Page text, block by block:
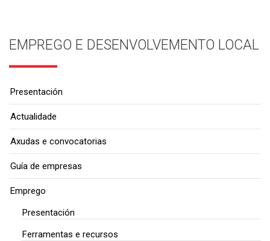
EMPREGO E DESENVOLVEMENTO LOCAL
Presentación
Actualidade
Axudas e convocatorias
Guía de empresas
Emprego
Presentación
Ferramentas e recursos